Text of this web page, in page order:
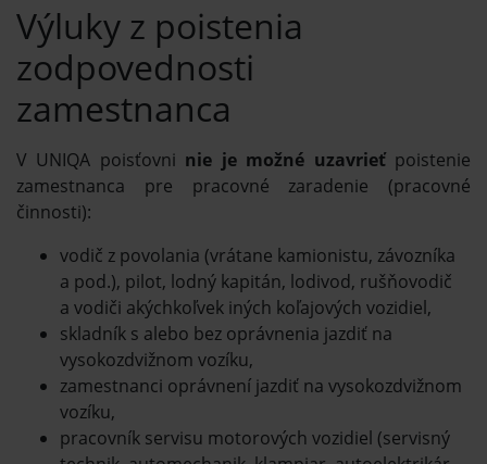
Výluky z poistenia
zodpovednosti
zamestnanca
V UNIQA poisťovni nie je možné uzavrieťpoistenie
zamestnanca pre pracovné zaradenie (pracovné
činnosti):
vodič z povolania (vrátane kamionistu, závozníka
a pod.), pilot, lodný kapitán, lodivod, rušňovodič
a vodiči akýchkoľvek iných koľajových vozidiel,
skladník s alebo bez oprávnenia jazdiť na
vysokozdvižnom vozíku,
zamestnanci oprávnení jazdiť na vysokozdvižnom
vozíku,
pracovník servisu motorových vozidiel (servisný